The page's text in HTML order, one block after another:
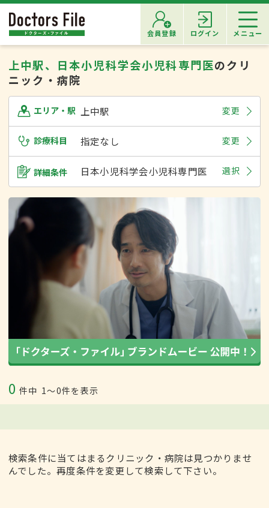
会員登録 ログイン メニュー
上中駅、日本小児科学会小児科専門医のクリ
ニック・病院
エリア・駅 上中駅 変更
診療科目 指定なし 変更
詳細条件 日本小児科学会小児科専門医 選択
0 件中 1〜0件を表示
検索条件に当てはまるクリニック・病院は見つかりませ
んでした。再度条件を変更して検索して下さい。